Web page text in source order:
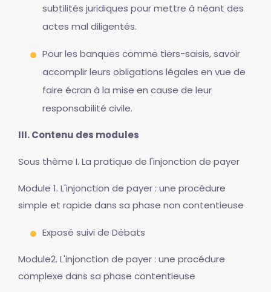
subtilités juridiques pour mettre à néant des
actes mal diligentés.
Pour les banques comme tiers-saisis, savoir
accomplir leurs obligations légales en vue de
faire écran à la mise en cause de leur
responsabilité civile.
III. Contenu des modules
Sous thème I. La pratique de l'injonction de payer
Module 1. L'injonction de payer : une procédure
simple et rapide dans sa phase non contentieuse
Exposé suivi de Débats
Module2. L'injonction de payer : une procédure
complexe dans sa phase contentieuse